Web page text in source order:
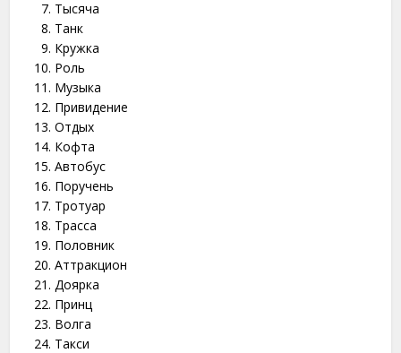
Тысяча
Танк
Кружка
Роль
Музыка
Привидение
Отдых
Кофта
Автобус
Поручень
Тротуар
Трасса
Половник
Аттракцион
Доярка
Принц
Волга
Такси